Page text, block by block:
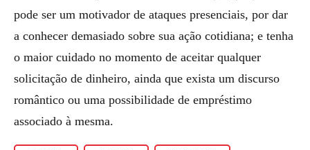
pode ser um motivador de ataques presenciais, por dar
a conhecer demasiado sobre sua ação cotidiana; e tenha
o maior cuidado no momento de aceitar qualquer
solicitação de dinheiro, ainda que exista um discurso
romântico ou uma possibilidade de empréstimo
associado à mesma.